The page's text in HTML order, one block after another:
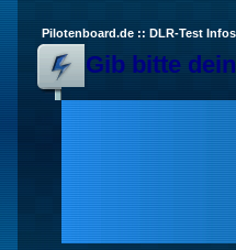
Pilotenboard.de :: DLR-Test
Gib bitte